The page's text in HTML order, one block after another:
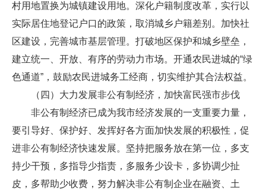
村用地置换为城镇建设用地。深化户籍制度改革，实行以
实际居住地登记户口的政策，取消城乡户籍差别。加快社
区建设，完善城市基层管理。打破地区保护和城乡壁垒，
建立统一、开放、有序的劳动力市场。开通农民进城的“绿
色通道”，鼓励农民进城务工经商，切实维护其合法权益。
（四）大力发展非公有制经济，加快富民强市步伐
非公有制经济已成为我市经济发展的一支重要力量，
要引导好、保护好、发挥好各方面加快发展的积极性，促
进非公有制经济快速发展。坚持把服务放在第一位，多支
持少干预，多指导少指责，多服务少设卡，多协调少扯
皮，多帮助少收费，努力解决非公有制企业在融资、土